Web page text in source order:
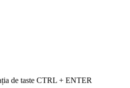
de taste CTRL + ENTER